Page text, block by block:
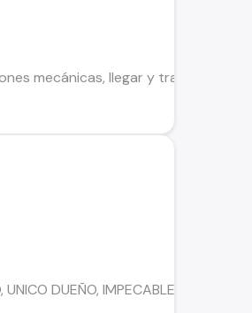
mecánicas, llegar y trabajar,
DUEÑO, IMPECABLE. VENTA